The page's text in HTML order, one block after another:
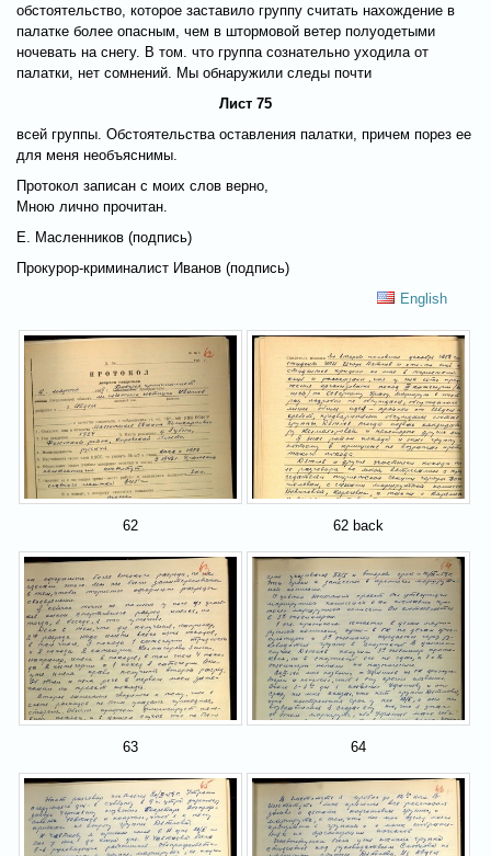
обстоятельство, которое заставило группу считать нахождение в
палатке более опасным, чем в штормовой ветер полуодетыми
ночевать на снегу. В том. что группа сознательно уходила от
палатки, нет сомнений. Мы обнаружили следы почти
Лист 75
всей группы. Обстоятельства оставления палатки, причем порез ее
для меня необъяснимы.
Протокол записан с моих слов верно,
Мною лично прочитан.
Е. Масленников (подпись)
Прокурор-криминалист Иванов (подпись)
English
62 62 back
63 64